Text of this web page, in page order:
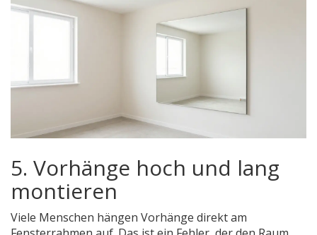
5. Vorhänge hoch und lang
montieren
Viele Menschen hängen Vorhänge direkt am